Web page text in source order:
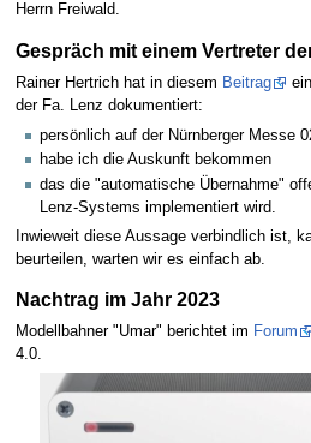
Herrn Freiwald.
Gespräch mit einem Vertreter
Rainer Hertrich hat in diesem Beitrag
der Fa. Lenz dokumentiert:
persönlich auf der Nürnberger Messe
habe ich die Auskunft bekommen
das die "automatische Übernahme"
Lenz-Systems implementiert wird.
Inwieweit diese Aussage verbindlich ist,
beurteilen, warten wir es einfach ab.
Nachtrag im Jahr 2023
Modellbahner "Umar" berichtet im Forum
4.0.